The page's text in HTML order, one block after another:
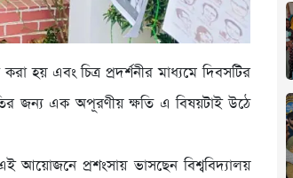
হয় এবং চিত্র প্রদর্শনীর মাধ্যমে দিবসটির
জন্য এক অপূরণীয় ক্ষতি এ বিষয়টাই উঠে
এই আয়োজনে প্রশংসায় ভাসছেন বিশ্ববিদ্যালয়